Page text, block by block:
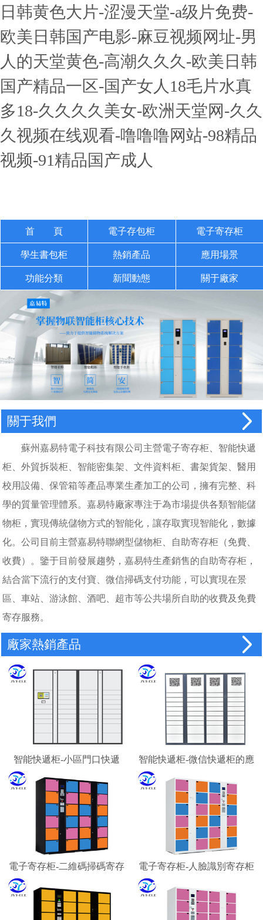
日韩黄色大片-涩漫天堂-a级片免费-
欧美日韩国产电影-麻豆视频网址-男
人的天堂黄色-高潮久久久-欧美日韩
国产精品一区-国产女人18毛片水真
多18-久久久久美女-欧洲天堂网-久久
久视频在线观看-噜噜噜网站-98精品
视频-91精品国产成人
首 頁 電子存包柜 電子寄存柜
學生書包柜 熱銷產品 應用場景
功能分類 新聞動態 關于廠家
關于我們
蘇州嘉易特電子科技有限公司主營電子寄存柜、智能快遞
柜、外貿拆裝柜、智能密集架、文件資料柜、書架貨架、醫用
校用設備、保管箱等產品專業生產加工的公司，擁有完整、科
學的質量管理體系。嘉易特廠家專注于為市場提供各類智能儲
物柜，實現傳統儲物方式的智能化，讓存取實現智能化，數據
化。公司目前主營嘉易特聯網型儲物柜、自助寄存柜（免費、
收費）。鑒于目前發展趨勢，嘉易特生產銷售的自助寄存柜，
結合當下流行的支付寶、微信掃碼支付功能，可以實現在景
區、車站、游泳館、酒吧、超市等公共場所自助的收費及免費
寄存服務。
廠家熱銷產品
智能快遞柜-小區門口快遞
柜-校園快遞柜
智能快遞柜-微信快遞柜的應
用場景
電子寄存柜-二維碼掃碼寄存
電子寄存柜-人臉識別寄存柜
智能寄存柜廠家